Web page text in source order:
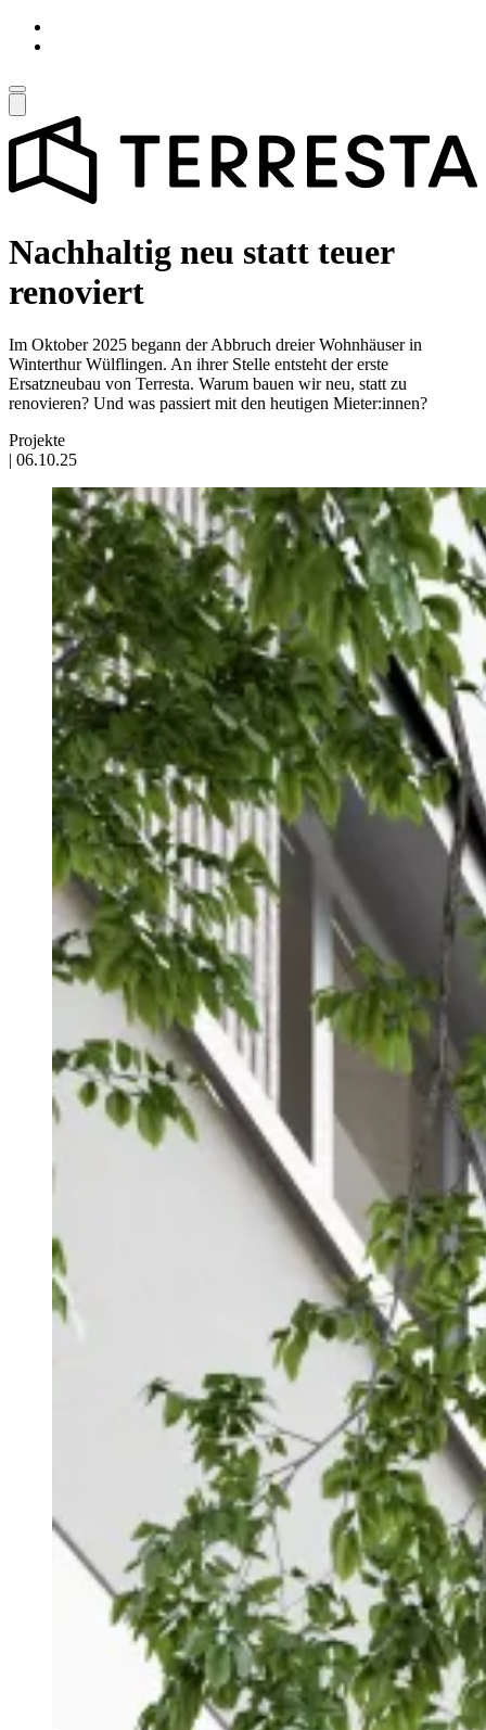
Nachhaltig neu statt teuer
renoviert
Im Oktober 2025 begann der Abbruch dreier Wohnhäuser in
Winterthur Wülflingen. An ihrer Stelle entsteht der erste
Ersatzneubau von Terresta. Warum bauen wir neu, statt zu
renovieren? Und was passiert mit den heutigen Mieter:innen?
Projekte
| 06.10.25